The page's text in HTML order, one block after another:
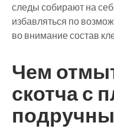
следы собирают на
избавляться по
во внимание состав
Чем
скотча с